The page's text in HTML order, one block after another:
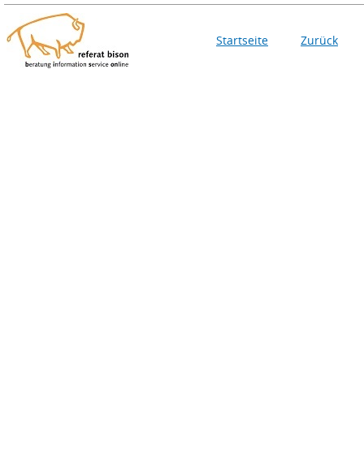
Startseite Zurück